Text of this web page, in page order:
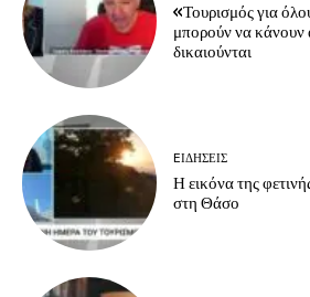
«Τουρισμός για
μπορούν να
δικαιούνται
EΙΔΗΣΕΙΣ
Η εικόνα της
στη Θάσο